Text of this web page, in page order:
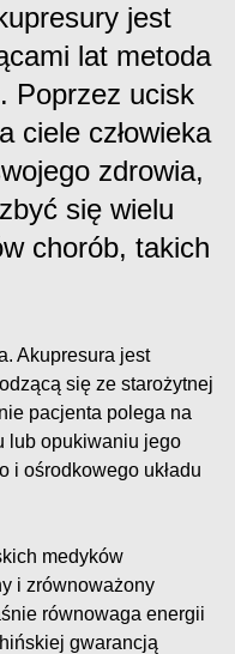
jest
lat metoda
Poprzez ucisk
ciele człowieka
zdrowia,
się wielu
chorób, takich
Akupresura jest
się ze starożytnej
pacjenta polega na
lub opukiwaniu jego
i ośrodkowego układu
medyków
i zrównoważony
równowaga energii
gwarancją